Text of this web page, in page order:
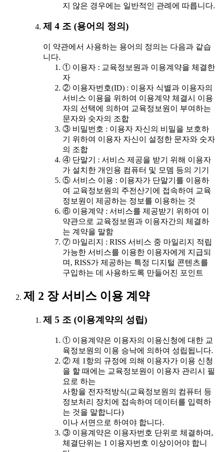
지 않은 경우에는 일반적인 관례에 따릅니다.
제 4 조 (용어의 정의)
이 약관에서 사용하는 용어의 정의는 다음과 같습
니다.
① 이용자 : 교육정보원과 이용계약을 체결한
자
② 이용자번호(ID) : 이용자 식별과 이용자의
서비스 이용을 위하여 이용계약 체결시 이용
자의 선택에 의하여 교육정보원이 부여하는
문자와 숫자의 조합
③ 비밀번호 : 이용자 자신의 비밀을 보호하
기 위하여 이용자 자신이 설정한 문자와 숫자
의 조합
④ 단말기 : 서비스 제공을 받기 위해 이용자
가 설치한 개인용 컴퓨터 및 모뎀 등의 기기
⑤ 서비스 이용 : 이용자가 단말기를 이용하
여 교육정보원의 주전산기에 접속하여 교육
정보원이 제공하는 정보를 이용하는 것
⑥ 이용계약 : 서비스를 제공받기 위하여 이
약관으로 교육정보원과 이용자간의 체결하
는 계약을 말함
⑦ 마일리지 : RISS 서비스 중 마일리지 적립
가능한 서비스를 이용한 이용자에게 지급되
며, RISS가 제공하는 특정 디지털 콘텐츠를
구입하는 데 사용하도록 만들어진 포인트
제 2 장 서비스 이용 계약
제 5 조 (이용계약의 성립)
① 이용계약은 이용자의 이용신청에 대한 교
육정보원의 이용 승낙에 의하여 성립됩니다.
② 제 1항의 규정에 의해 이용자가 이용 신청
을 할 때에는 교육정보원이 이용자 관리시 필
요로 하는
사항을 전자적방식(교육정보원의 컴퓨터 등
정보처리 장치에 접속하여 데이터를 입력하
는 것을 말합니다)
이나 서면으로 하여야 합니다.
③ 이용계약은 이용자번호 단위로 체결하며,
체결단위는 1 이용자번호 이상이어야 합니